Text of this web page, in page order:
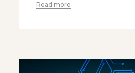
Read more